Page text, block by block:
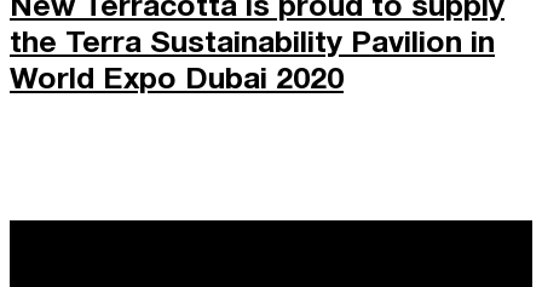
New Terracotta is proud to supply
the Terra Sustainability Pavilion in
World Expo Dubai 2020